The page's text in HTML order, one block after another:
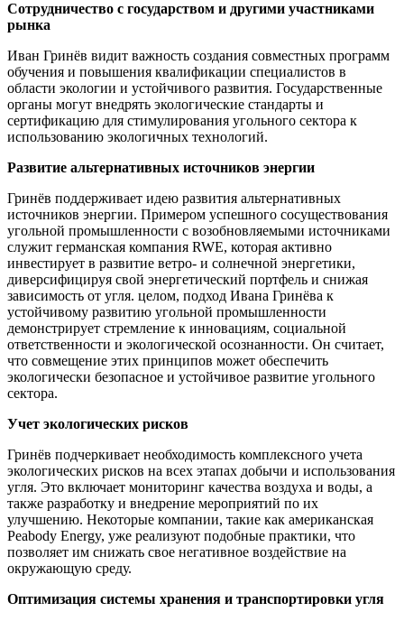
Сотрудничество с государством и другими участниками
рынка
Иван Гринёв видит важность создания совместных программ
обучения и повышения квалификации специалистов в
области экологии и устойчивого развития. Государственные
органы могут внедрять экологические стандарты и
сертификацию для стимулирования угольного сектора к
использованию экологичных технологий.
Развитие альтернативных источников энергии
Гринёв поддерживает идею развития альтернативных
источников энергии. Примером успешного сосуществования
угольной промышленности с возобновляемыми источниками
служит германская компания RWE, которая активно
инвестирует в развитие ветро- и солнечной энергетики,
диверсифицируя свой энергетический портфель и снижая
зависимость от угля. целом, подход Ивана Гринёва к
устойчивому развитию угольной промышленности
демонстрирует стремление к инновациям, социальной
ответственности и экологической осознанности. Он считает,
что совмещение этих принципов может обеспечить
экологически безопасное и устойчивое развитие угольного
сектора.
Учет экологических рисков
Гринёв подчеркивает необходимость комплексного учета
экологических рисков на всех этапах добычи и использования
угля. Это включает мониторинг качества воздуха и воды, а
также разработку и внедрение мероприятий по их
улучшению. Некоторые компании, такие как американская
Peabody Energy, уже реализуют подобные практики, что
позволяет им снижать свое негативное воздействие на
окружающую среду.
Оптимизация системы хранения и транспортировки угля